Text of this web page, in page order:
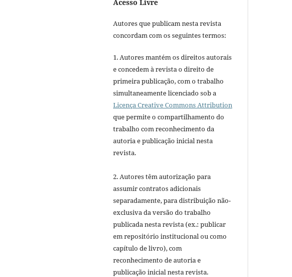
Acesso Livre
Autores que publicam nesta revista
concordam com os seguintes termos:
1. Autores mantém os direitos autorais
e concedem à revista o direito de
primeira publicação, com o trabalho
simultaneamente licenciado sob a
Licença Creative Commons Attribution
que permite o compartilhamento do
trabalho com reconhecimento da
autoria e publicação inicial nesta
revista.
2. Autores têm autorização para
assumir contratos adicionais
separadamente, para distribuição não-
exclusiva da versão do trabalho
publicada nesta revista (ex.: publicar
em repositório institucional ou como
capítulo de livro), com
reconhecimento de autoria e
publicação inicial nesta revista.